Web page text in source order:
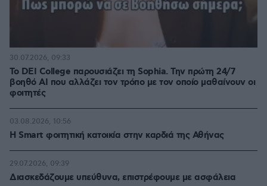
Το DEI College παρουσιάζει τη Sophia. Την πρώτη 24/7
βοηθό AI που αλλάζει τον τρόπο με τον οποίο μαθαίνουν οι
φοιτητές
30.07.2026, 09:33
Η Smart φοιτητική κατοικία στην καρδιά της Αθήνας
03.08.2026, 10:56
Διασκεδάζουμε υπεύθυνα, επιστρέφουμε με ασφάλεια
29.07.2026, 09:39